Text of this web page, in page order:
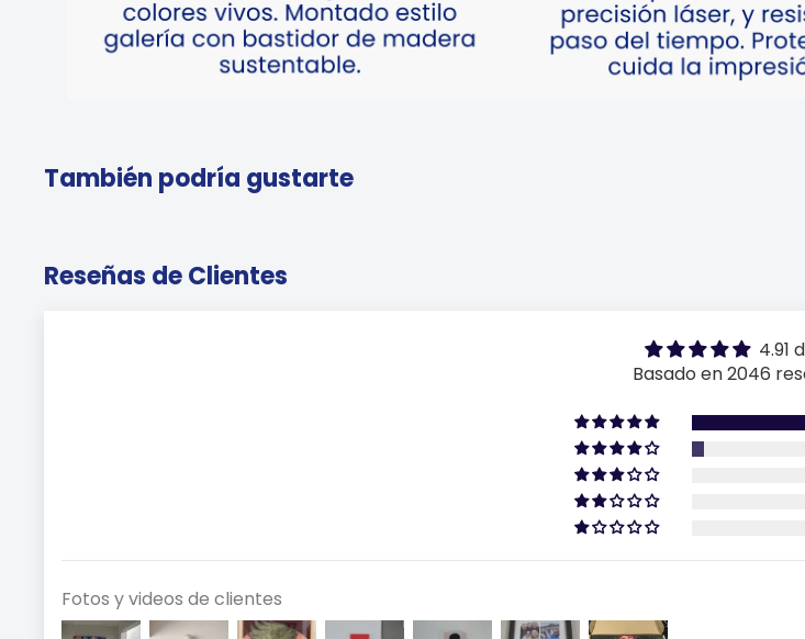
También podría gustarte
Reseñas de Clientes
4.91
Basado en 2046
Fotos y videos de clientes